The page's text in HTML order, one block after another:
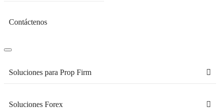
Contáctenos
Soluciones para Prop Firm
Soluciones Forex